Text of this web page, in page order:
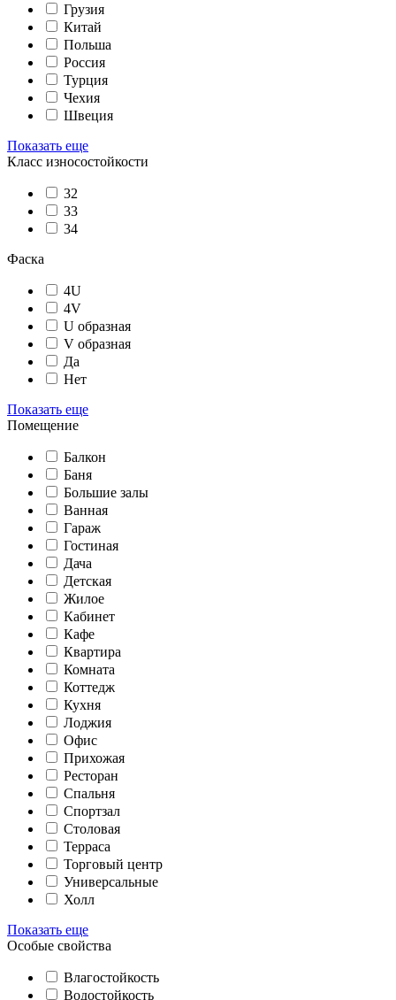
Грузия
Китай
Польша
Россия
Турция
Чехия
Швеция
Показать еще
Класс износостойкости
32
33
34
Фаска
4U
4V
U образная
V образная
Да
Нет
Показать еще
Помещение
Балкон
Баня
Большие залы
Ванная
Гараж
Гостиная
Дача
Детская
Жилое
Кабинет
Кафе
Квартира
Комната
Коттедж
Кухня
Лоджия
Офис
Прихожая
Ресторан
Спальня
Спортзал
Столовая
Терраса
Торговый центр
Универсальные
Холл
Показать еще
Особые свойства
Влагостойкость
Водостойкость